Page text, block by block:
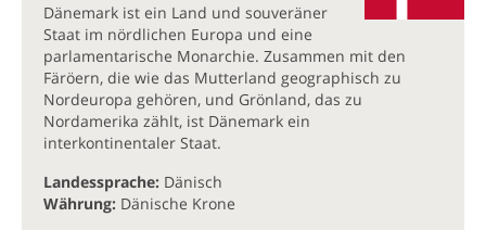
Dänemark ist ein Land und souveräner
Staat im nördlichen Europa und eine
parlamentarische Monarchie. Zusammen mit den
Färöern, die wie das Mutterland geographisch zu
Nordeuropa gehören, und Grönland, das zu
Nordamerika zählt, ist Dänemark ein
interkontinentaler Staat.
Landessprache: Dänisch
Währung: Dänische Krone